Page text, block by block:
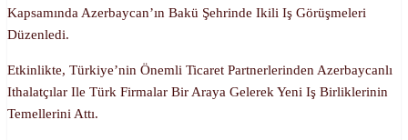
Kapsamında Azerbaycan’ın Bakü Şehrinde Ikili Iş Görüşmeleri
Düzenledi.
Etkinlikte, Türkiye’nin Önemli Ticaret Partnerlerinden Azerbaycanlı
Ithalatçılar Ile Türk Firmalar Bir Araya Gelerek Yeni Iş Birliklerinin
Temellerini Attı.